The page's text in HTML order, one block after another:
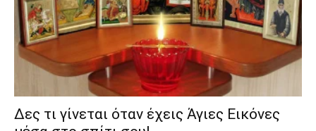
Δες τι γίνεται όταν έχεις Άγιες Εικόνες